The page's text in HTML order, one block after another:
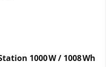
1000 W / 1008 Wh